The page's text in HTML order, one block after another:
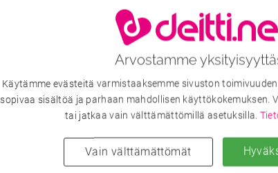
Arvostamme
Käytämme evästeitä varmistaaksemme sivuston
sopivaa sisältöä ja parhaan mahdollisen käyttökokemuksen.
tai jatkaa vain välttämättömillä asetuksilla.
Vain välttämättömät